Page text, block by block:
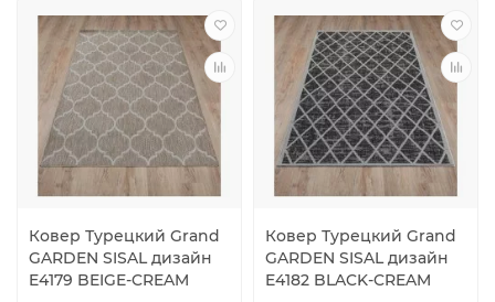
Ковер Турецкий Grand
GARDEN SISAL дизайн
E4179 BEIGE-CREAM
Ковер Турецкий Grand
GARDEN SISAL дизайн
E4182 BLACK-CREAM